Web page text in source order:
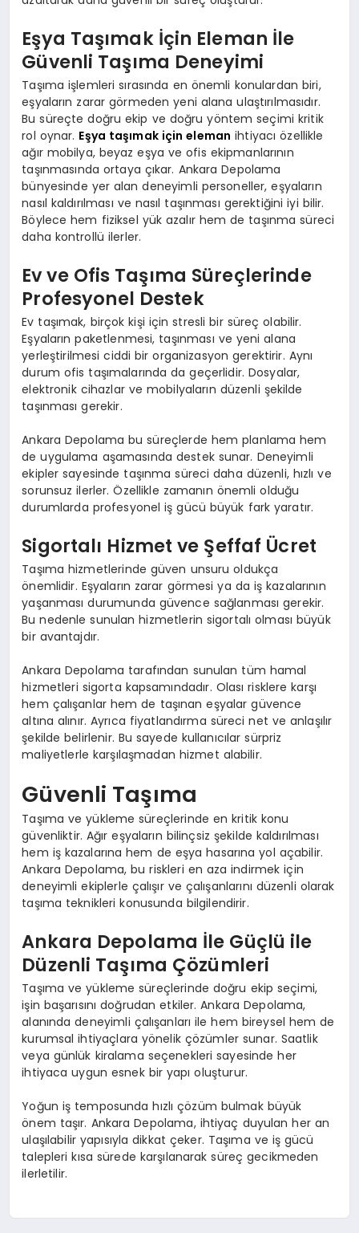
Eşya Taşımak İçin Eleman İle
Güvenli Taşıma Deneyimi
Taşıma işlemleri sırasında en önemli konulardan biri,
eşyaların zarar görmeden yeni alana ulaştırılmasıdır.
Bu süreçte doğru ekip ve doğru yöntem seçimi kritik
rol oynar. Eşya taşımak için eleman ihtiyacı özellikle
ağır mobilya, beyaz eşya ve ofis ekipmanlarının
taşınmasında ortaya çıkar. Ankara Depolama
bünyesinde yer alan deneyimli personeller, eşyaların
nasıl kaldırılması ve nasıl taşınması gerektiğini iyi bilir.
Böylece hem fiziksel yük azalır hem de taşınma süreci
daha kontrollü ilerler.
Ev ve Ofis Taşıma Süreçlerinde
Profesyonel Destek
Ev taşımak, birçok kişi için stresli bir süreç olabilir.
Eşyaların paketlenmesi, taşınması ve yeni alana
yerleştirilmesi ciddi bir organizasyon gerektirir. Aynı
durum ofis taşımalarında da geçerlidir. Dosyalar,
elektronik cihazlar ve mobilyaların düzenli şekilde
taşınması gerekir.
Ankara Depolama bu süreçlerde hem planlama hem
de uygulama aşamasında destek sunar. Deneyimli
ekipler sayesinde taşınma süreci daha düzenli, hızlı ve
sorunsuz ilerler. Özellikle zamanın önemli olduğu
durumlarda profesyonel iş gücü büyük fark yaratır.
Sigortalı Hizmet ve Şeffaf Ücret
Taşıma hizmetlerinde güven unsuru oldukça
önemlidir. Eşyaların zarar görmesi ya da iş kazalarının
yaşanması durumunda güvence sağlanması gerekir.
Bu nedenle sunulan hizmetlerin sigortalı olması büyük
bir avantajdır.
Ankara Depolama tarafından sunulan tüm hamal
hizmetleri sigorta kapsamındadır. Olası risklere karşı
hem çalışanlar hem de taşınan eşyalar güvence
altına alınır. Ayrıca fiyatlandırma süreci net ve anlaşılır
şekilde belirlenir. Bu sayede kullanıcılar sürpriz
maliyetlerle karşılaşmadan hizmet alabilir.
Güvenli Taşıma
Taşıma ve yükleme süreçlerinde en kritik konu
güvenliktir. Ağır eşyaların bilinçsiz şekilde kaldırılması
hem iş kazalarına hem de eşya hasarına yol açabilir.
Ankara Depolama, bu riskleri en aza indirmek için
deneyimli ekiplerle çalışır ve çalışanlarını düzenli olarak
taşıma teknikleri konusunda bilgilendirir.
Ankara Depolama İle Güçlü ile
Düzenli Taşıma Çözümleri
Taşıma ve yükleme süreçlerinde doğru ekip seçimi,
işin başarısını doğrudan etkiler. Ankara Depolama,
alanında deneyimli çalışanları ile hem bireysel hem de
kurumsal ihtiyaçlara yönelik çözümler sunar. Saatlik
veya günlük kiralama seçenekleri sayesinde her
ihtiyaca uygun esnek bir yapı oluşturur.
Yoğun iş temposunda hızlı çözüm bulmak büyük
önem taşır. Ankara Depolama, ihtiyaç duyulan her an
ulaşılabilir yapısıyla dikkat çeker. Taşıma ve iş gücü
talepleri kısa sürede karşılanarak süreç gecikmeden
ilerletilir.